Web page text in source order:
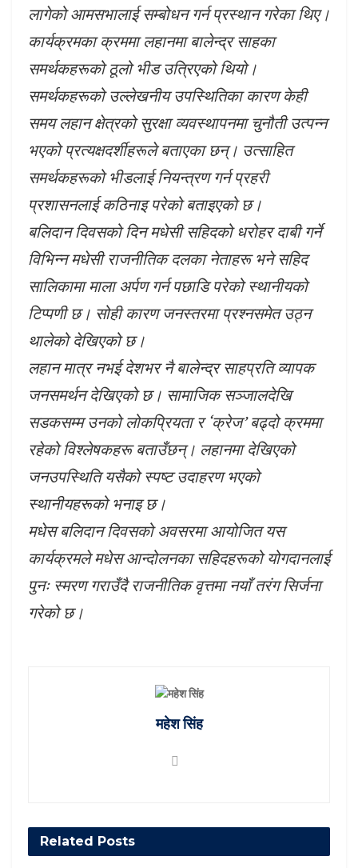
लागेको आमसभालाई सम्बोधन गर्न प्रस्थान गरेका थिए।
कार्यक्रमका क्रममा लहानमा बालेन्द्र साहका
समर्थकहरूको ठूलो भीड उत्रिएको थियो।
समर्थकहरूको उल्लेखनीय उपस्थितिका कारण केही
समय लहान क्षेत्रको सुरक्षा व्यवस्थापनमा चुनौती उत्पन्न
भएको प्रत्यक्षदर्शीहरूले बताएका छन्। उत्साहित
समर्थकहरूको भीडलाई नियन्त्रण गर्न प्रहरी
प्रशासनलाई कठिनाइ परेको बताइएको छ।
बलिदान दिवसको दिन मधेसी सहिदको धरोहर दाबी गर्ने
विभिन्न मधेसी राजनीतिक दलका नेताहरू भने सहिद
सालिकामा माला अर्पण गर्न पछाडि परेको स्थानीयको
टिप्पणी छ। सोही कारण जनस्तरमा प्रश्नसमेत उठ्न
थालेको देखिएको छ।
लहान मात्र नभई देशभर नै बालेन्द्र साहप्रति व्यापक
जनसमर्थन देखिएको छ। सामाजिक सञ्जालदेखि
सडकसम्म उनको लोकप्रियता र ‘क्रेज’ बढ्दो क्रममा
रहेको विश्लेषकहरू बताउँछन्। लहानमा देखिएको
जनउपस्थिति यसैको स्पष्ट उदाहरण भएको
स्थानीयहरूको भनाइ छ।
मधेस बलिदान दिवसको अवसरमा आयोजित यस
कार्यक्रमले मधेस आन्दोलनका सहिदहरूको योगदानलाई
पुनः स्मरण गराउँदै राजनीतिक वृत्तमा नयाँ तरंग सिर्जना
गरेको छ।
महेश सिंह
Related Posts